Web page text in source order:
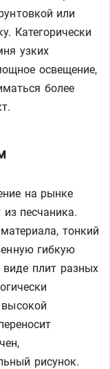
или
Категорически
узких
освещение,
более
на рынке
из песчаника.
тонкий
гибкую
виде плит разных
рисунок.